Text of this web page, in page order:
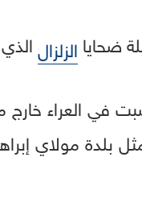
ضحايا الزلزال
في العراء
مولاي